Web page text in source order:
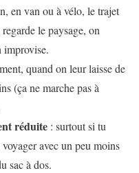
en van ou à vélo, le trajet
le paysage, on
improvise.
quand on leur laisse de
(ça ne marche pas à
réduite : surtout si tu
avec un peu moins
sac à dos.